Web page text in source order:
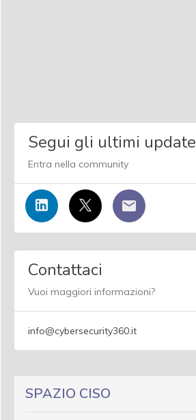
Segui gli ultimi update
Entra nella community
Contattaci
Vuoi maggiori informazioni?
info@cybersecurity360.it
SPAZIO CISO